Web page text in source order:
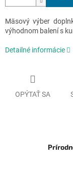
Mäsový výber
výhodnom balení s
Detailné informácie
OPÝTAŤ SA